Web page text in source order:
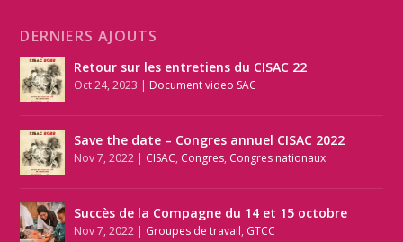
DERNIERS AJOUTS
Retour sur les entretiens du CISAC 22
Oct 24, 2023 | Document video SAC
Save the date – Congres annuel CISAC 2022
Nov 7, 2022 | CISAC, Congres, Congres nationaux
Succès de la Compagne du 14 et 15 octobre
Nov 7, 2022 | Groupes de travail, GTCC